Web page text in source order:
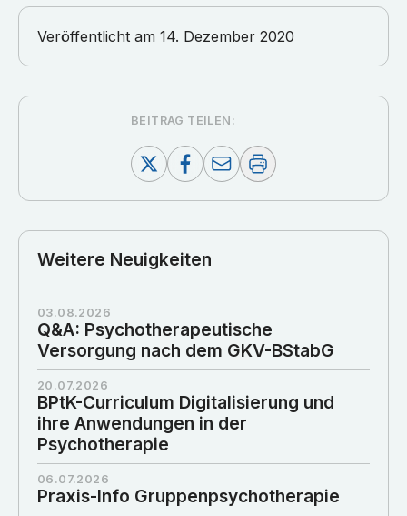
Veröffentlicht am 14. Dezember 2020
BEITRAG TEILEN:
Weitere Neuigkeiten
03.08.2026
Q&A: Psychotherapeutische
Versorgung nach dem GKV-BStabG
20.07.2026
BPtK-Curriculum Digitalisierung und
ihre Anwendungen in der
Psychotherapie
06.07.2026
Praxis-Info Gruppenpsychotherapie